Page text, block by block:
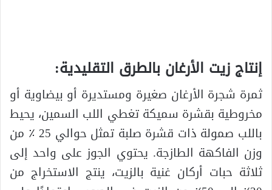
إنتاج زيت الأرغان بالطرق التقليدية:
ثمرة شجرة الأرغان صغيرة ومستديرة أو بيضاوية أو
مخروطية بقشرة سميكة تغطي اللب السمين، يحيط
باللب صمولة ذات قشرة صلبة تمثل حوالي 25 ٪ من
وزن الفاكهة الطازجة. يحتوي الجوز على واحد إلى
ثلاثة حبات أركان غنية بالزيت، ينتج الاستخراج من